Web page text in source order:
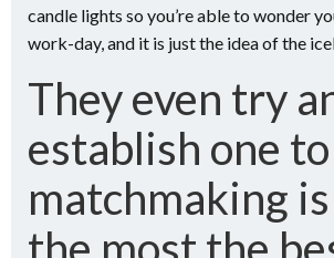
candle lights so you’re able to wonder
work-day, and it is just the idea of the
They even try
establish one
matchmaking